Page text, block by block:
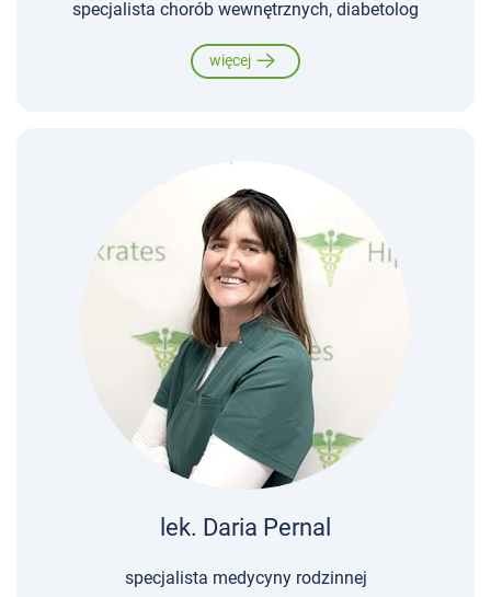
specjalista chorób wewnętrznych, diabetolog
więcej
lek. Daria Pernal
specjalista medycyny rodzinnej